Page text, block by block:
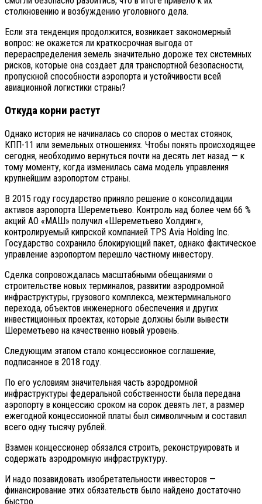
столкновению и возбуждению уголовного дела.
Если эта тенденция продолжится, возникает закономерный
вопрос: не окажется ли краткосрочная выгода от
перераспределения земель значительно дороже тех системных
рисков, которые она создает для транспортной безопасности,
пропускной способности аэропорта и устойчивости всей
авиационной логистики страны?
Откуда корни растут
Однако история не начиналась со споров о местах стоянок,
КПП-11 или земельных отношениях. Чтобы понять происходящее
сегодня, необходимо вернуться почти на десять лет назад — к
тому моменту, когда изменилась сама модель управления
крупнейшим аэропортом страны.
В 2015 году государство приняло решение о консолидации
активов аэропорта Шереметьево. Контроль над более чем 66 %
акций АО «МАШ» получил «Шереметьево Холдинг»,
контролируемый кипрской компанией TPS Avia Holding Inc.
Государство сохранило блокирующий пакет, однако фактическое
управление аэропортом перешло частному инвестору.
Сделка сопровождалась масштабными обещаниями о
строительстве новых терминалов, развитии аэродромной
инфраструктуры, грузового комплекса, межтерминального
перехода, объектов инженерного обеспечения и других
инвестиционных проектах, которые должны были вывести
Шереметьево на качественно новый уровень.
Следующим этапом стало концессионное соглашение,
подписанное в 2018 году.
По его условиям значительная часть аэродромной
инфраструктуры федеральной собственности была передана
аэропорту в концессию сроком на сорок девять лет, а размер
ежегодной концессионной платы был символичным и составил
всего одну тысячу рублей.
Взамен концессионер обязался строить, реконструировать и
содержать аэродромную инфраструктуру.
И надо позавидовать изобретательности инвесторов —
финансирование этих обязательств было найдено достаточно
быстро.